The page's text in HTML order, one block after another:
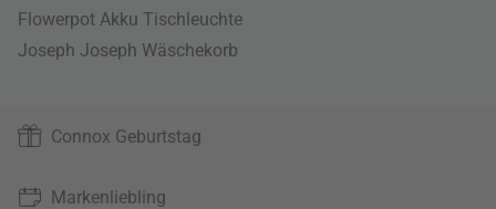
Flowerpot Akku Tischleuchte
Joseph Joseph Wäschekorb
Connox Geburtstag
Markenliebling